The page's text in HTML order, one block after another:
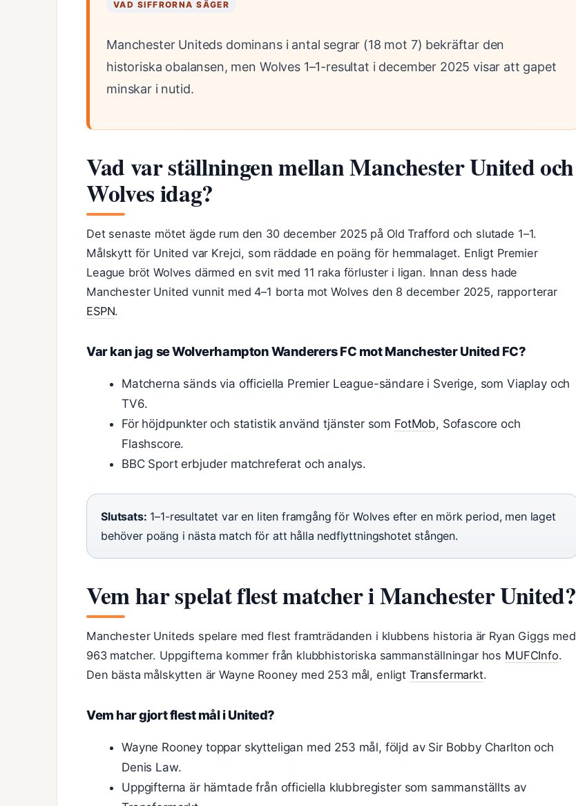
VAD SIFFRORNA SÄGER
Manchester Uniteds dominans i antal segrar (18 mot 7) bekräftar den
historiska obalansen, men Wolves 1–1-resultat i december 2025 visar att gapet
minskar i nutid.
Vad var ställningen mellan Manchester United och
Wolves idag?
Det senaste mötet ägde rum den 30 december 2025 på Old Trafford och slutade 1–1.
Målskytt för United var Krejci, som räddade en poäng för hemmalaget. Enligt Premier
League bröt Wolves därmed en svit med 11 raka förluster i ligan. Innan dess hade
Manchester United vunnit med 4–1 borta mot Wolves den 8 december 2025, rapporterar
ESPN.
Var kan jag se Wolverhampton Wanderers FC mot Manchester United FC?
Matcherna sänds via officiella Premier League-sändare i Sverige, som Viaplay och
TV6.
För höjdpunkter och statistik använd tjänster som FotMob, Sofascore och
Flashscore.
BBC Sport erbjuder matchreferat och analys.
Slutsats: 1–1-resultatet var en liten framgång för Wolves efter en mörk period, men laget
behöver poäng i nästa match för att hålla nedflyttningshotet stången.
Vem har spelat flest matcher i Manchester United?
Manchester Uniteds spelare med flest framträdanden i klubbens historia är Ryan Giggs med
963 matcher. Uppgifterna kommer från klubbhistoriska sammanställningar hos MUFCInfo.
Den bästa målskytten är Wayne Rooney med 253 mål, enligt Transfermarkt.
Vem har gjort flest mål i United?
Wayne Rooney toppar skytteligan med 253 mål, följd av Sir Bobby Charlton och
Denis Law.
Uppgifterna är hämtade från officiella klubbregister som sammanställts av